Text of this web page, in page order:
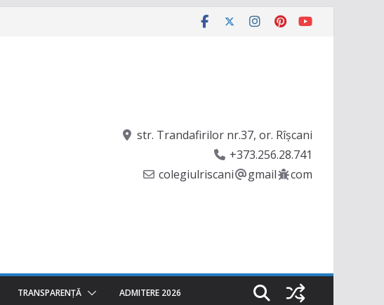
str. Trandafirilor nr.37, or. Rîşcani
+373.256.28.741
colegiulriscani
gmail com
TRANSPARENȚĂ ADMITERE 2026